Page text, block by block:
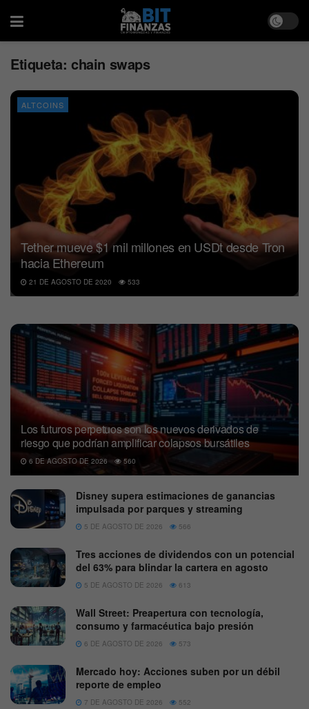
Etiqueta: chain swaps
ALTCOINS
Tether mueve $1 mil millones en USDt desde Tron
hacia Ethereum
21 DE AGOSTO DE 2020 533
Los futuros perpetuos son los nuevos derivados de
riesgo que podrían amplificar colapsos bursátiles
6 DE AGOSTO DE 2026 560
Disney supera estimaciones de ganancias
impulsada por parques y streaming
5 DE AGOSTO DE 2026 566
Tres acciones de dividendos con un potencial
del 63% para blindar la cartera en agosto
5 DE AGOSTO DE 2026 613
Wall Street: Preapertura con tecnología,
consumo y farmacéutica bajo presión
6 DE AGOSTO DE 2026 573
Mercado hoy: Acciones suben por un débil
reporte de empleo
7 DE AGOSTO DE 2026 552